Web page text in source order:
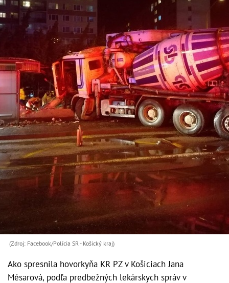
(Zdroj: Facebook/Polícia SR - Košický kraj)
Ako spresnila hovorkyňa KR PZ v Košiciach Jana
Mésarová, podľa predbežných lekárskych správ v